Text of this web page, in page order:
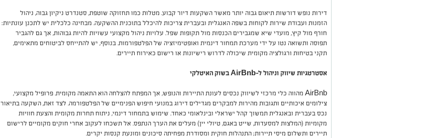
דירות נופש דורשות תיאום גבוה יותר מאשר השקעות דיור קבוע. מטלות כמו תחזוקה שוטפת, סטנדרט ניקיון גבוה, ניהול
הזמנות ועבודת שירות לקוחות בשפה האנגלית ובעברית צריכות להיכלל בתוכנית ההשקעה. מבחינה כלכלית יש לתכנן עונתיות:
חורף מול קיץ, מועדי שיא שמגבירים הכנסות מול תקופות שפל. עלויות ניהול מקצועי עשויות להיות גבוהות, אך גם להגביר
תפוסה ותשואה נטו על ידי מערכת תמחור דינמית ואופטימיזציה של הפלטפורמות. בנוסף, יש להתייחס לביטוחים מתאימים,
תקני בטיחות ורגולציה מקומית שיכולה לדרוש רישיונות או רישום כאירוח תיירים.
אסטרטגיות שיווק וניהול ל-AirBnb בשוק האיטלקי
AirBnb מהווה כלי מרכזי לשיווק נכסים לעונת התיירות והנופש, אך המפתח להצלחה הוא התאמה מקומית. פרופיל מקצועי,
צילומים איכותיים ותגובות מהירות למבקרים מגדילים דירוג במנועי חיפוש הפנימיים של הפלטפורמה. לצד זאת, השקעה בתיאור
נכס בעברית ובאנגלית תמשוך קהל ישראלי ובינלאומי כאחד. שימוש בתמחור דינמי, ניתוח תחרות מקומית והצעת חוויות
מקומיות (המלצות למסעדות, שייט באגם, טיולי יין) מעלים את הערך הנתפס. אל תשכחו לעקוב אחרי חוקים מקומיים לרישום
תיירים ותשלום מיסי תיירות; התנהלות חוקית ומסודרת מפחיתה סיכונים ומונעת קנסות יקרים.